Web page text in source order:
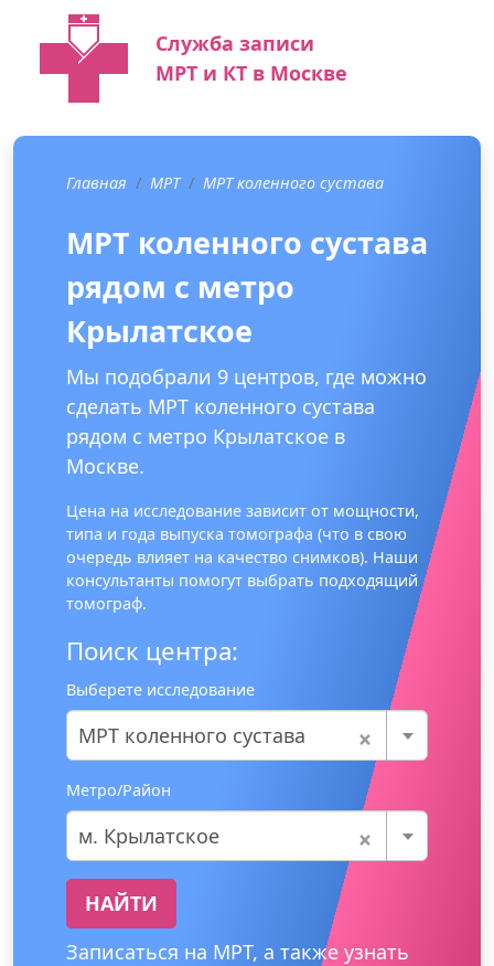
Служба записи
МРТ и КТ в Москве
Главная МРТ МРТ коленного сустава
МРТ коленного сустава
рядом с метро
Крылатское
Мы подобрали 9 центров, где можно
сделать МРТ коленного сустава
рядом с метро Крылатское в
Москве.
Цена на исследование зависит от мощности,
типа и года выпуска томографа (что в свою
очередь влияет на качество снимков). Наши
консультанты помогут выбрать подходящий
томограф.
Поиск центра:
Выберете исследование
×
МРТ коленного сустава
Метро/Район
×
м. Крылатское
НАЙТИ
Записаться на МРТ, а также узнать